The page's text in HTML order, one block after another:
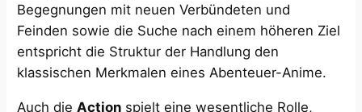
Begegnungen mit neuen Verbündeten und
Feinden sowie die Suche nach einem höheren Ziel
entspricht die Struktur der Handlung den
klassischen Merkmalen eines Abenteuer-Anime.
Auch dieAction spielt eine wesentliche Rolle,